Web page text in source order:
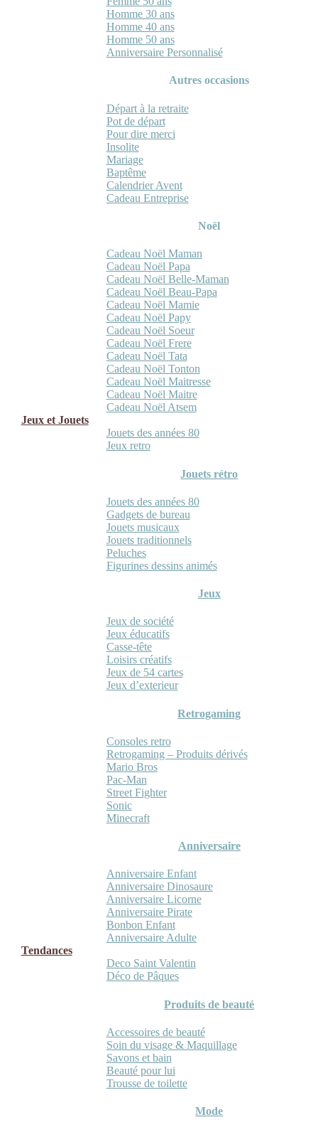
Homme 30 ans
Homme 40 ans
Homme 50 ans
Anniversaire Personnalisé
Autres occasions
Départ à la retraite
Pot de départ
Pour dire merci
Insolite
Mariage
Baptême
Calendrier Avent
Cadeau Entreprise
Noël
Cadeau Noël Maman
Cadeau Noël Papa
Cadeau Noël Belle-Maman
Cadeau Noël Beau-Papa
Cadeau Noël Mamie
Cadeau Noël Papy
Cadeau Noël Soeur
Cadeau Noël Frere
Cadeau Noël Tata
Cadeau Noël Tonton
Cadeau Noël Maitresse
Cadeau Noël Maitre
Cadeau Noël Atsem
Jeux et Jouets
Jouets des années 80
Jeux retro
Jouets rétro
Jouets des années 80
Gadgets de bureau
Jouets musicaux
Jouets traditionnels
Peluches
Figurines dessins animés
Jeux
Jeux de société
Jeux éducatifs
Casse-tête
Loisirs créatifs
Jeux de 54 cartes
Jeux d’exterieur
Retrogaming
Consoles retro
Retrogaming – Produits dérivés
Mario Bros
Pac-Man
Street Fighter
Sonic
Minecraft
Anniversaire
Anniversaire Enfant
Anniversaire Dinosaure
Anniversaire Licorne
Anniversaire Pirate
Bonbon Enfant
Anniversaire Adulte
Tendances
Deco Saint Valentin
Déco de Pâques
Produits de beauté
Accessoires de beauté
Soin du visage & Maquillage
Savons et bain
Beauté pour lui
Trousse de toilette
Mode